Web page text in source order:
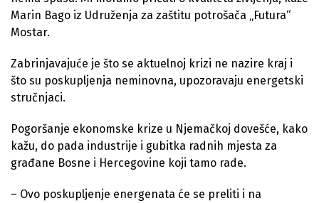
Marin Bago iz Udruženja za zaštitu potrošača „Futura“
Mostar.
Zabrinjavajuće je što se aktuelnoj krizi ne nazire kraj i
što su poskupljenja neminovna, upozoravaju energetski
stručnjaci.
Pogoršanje ekonomske krize u Njemačkoj dovešće, kako
kažu, do pada industrije i gubitka radnih mjesta za
građane Bosne i Hercegovine koji tamo rade.
– Ovo poskupljenje energenata će se preliti i na